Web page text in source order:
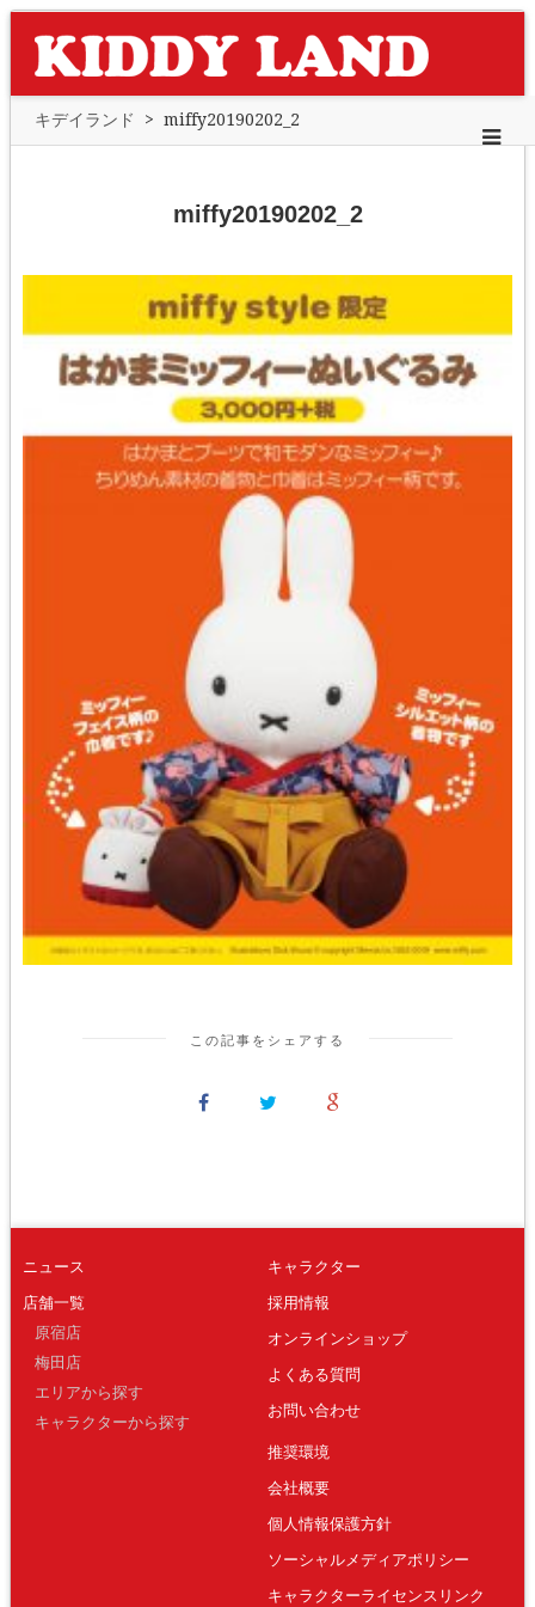
キデイランド > miffy20190202_2
miffy20190202_2
この記事をシェアする
ニュース
店舗一覧
原宿店
梅田店
エリアから探す
キャラクターから探す
キャラクター
採用情報
オンラインショップ
よくある質問
お問い合わせ
推奨環境
会社概要
個人情報保護方針
ソーシャルメディアポリシー
キャラクターライセンスリンク